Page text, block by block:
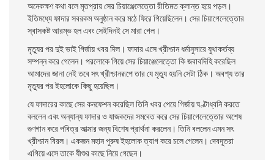
অনেকক্ষণ কথা বলে মৃতপ্রায় সের চিয়াঞ্জেলেত্তো রীতিমত ক্লান্ত হয়ে পড়ল।
ইতিমধ্যে ফাদার সবরকম অনুষ্ঠান করে মঠে ফিরে গিয়েছিলেন। সের চিয়াগেলেত্তোর
স্বাসকষ্ট আরম্ভ হল এবং সেইদিনই সে মারা গেল।
মৃত্যুর পর দুই ভাই গির্জায় খবর দিল। ফাদার এসে খ্রীশ্চান ধর্মানুসারে যুথাকর্তব্য
সম্পন্ন করে গেলেন। পরলােকে গিয়ে সের চিয়াঞ্জেলেত্তো কি জবাবদিহি করেছিল
আমাদের জানা নেই তবে সৎ খ্রীশ্চানরূপে তার যে মৃত্যু হয়নি সেটা ঠিক। অবশ্য তার
মৃত্যুর পর ইহলােকে কিছু হয়েছিল।
যে ফাদারের কাছে সের কনফেশন করেছিল তিনি খবর পেয়ে গির্জায় ঘণ্টাধ্বনি করতে
বললেন এবং অন্যান্য ফাদার ও যাজকদের সমবেত করে সের চিয়াগেলেত্তোর অশেষ
গুণগান করে পবিত্রআত্মার জন্য বিশেষ প্রার্থনা করলেন। তিনি বললেন এমন সৎ
খ্রীশ্চান বিরল। একজন মহান পুরুষ ইহলােক ত্যাগ করে চলে গেলেন। দেবদূতরা
এগিয়ে এসে তাকে যীশুর কাছে নিয়ে গেছেন।